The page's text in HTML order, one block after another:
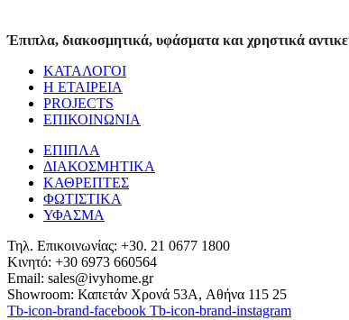
Έπιπλα, διακοσμητικά, υφάσματα και χρηστικά
ΚΑΤΑΛΟΓΟΙ
Η ΕΤΑΙΡΕΙΑ
PROJECTS
ΕΠΙΚΟΙΝΩΝΙΑ
ΕΠΙΠΛΑ
ΔΙΑΚΟΣΜΗΤΙΚΑ
ΚΑΘΡΕΠΤΕΣ
ΦΩΤΙΣΤΙΚΑ
ΥΦΑΣΜΑ
Τηλ. Επικοινωνίας: +30. 21 0677 1800
Κινητό: +30 6973 660564
Email: sales@ivyhome.gr
Showroom: Καπετάν Χρονά 53A, Αθήνα 115 25
Tb-icon-brand-facebook Tb-icon-brand-instagram